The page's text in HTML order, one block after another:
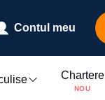
Contul meu
Chartere
NOU